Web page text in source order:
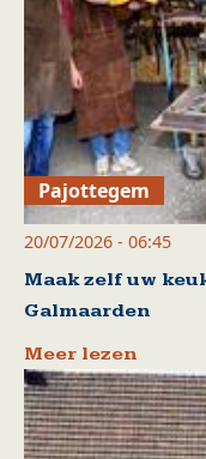
Pajottegem
20/07/2026 - 06:45
Maak zelf uw
Galmaarden
Meer lezen